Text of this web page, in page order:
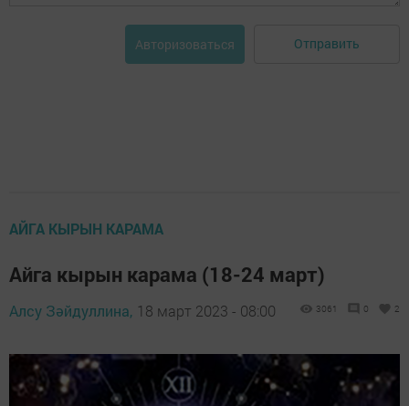
Авторизоваться Отправить
АЙГА КЫРЫН КАРАМА
Айга кырын карама (18-24 март)
Алсу Зәйдуллина, 18 март 2023 - 08:00 3061 0 2